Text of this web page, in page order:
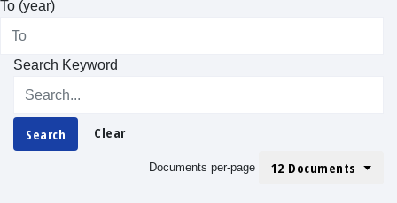
To (year)
Search Keyword
Search Clear
Documents per-page 12 Documents